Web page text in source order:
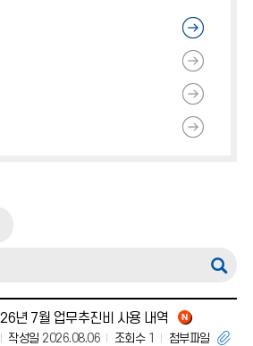
년 7월 업무추진비 사용 내역
작성일 2026.08.06 조회수1 첨부파일